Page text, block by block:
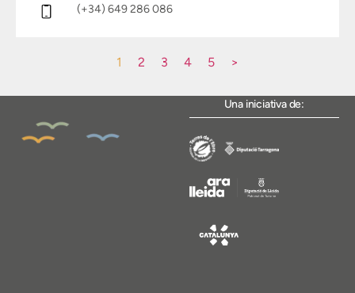
(+34) 649 286 086
1 2 3 4 5 >
Una iniciativa de: